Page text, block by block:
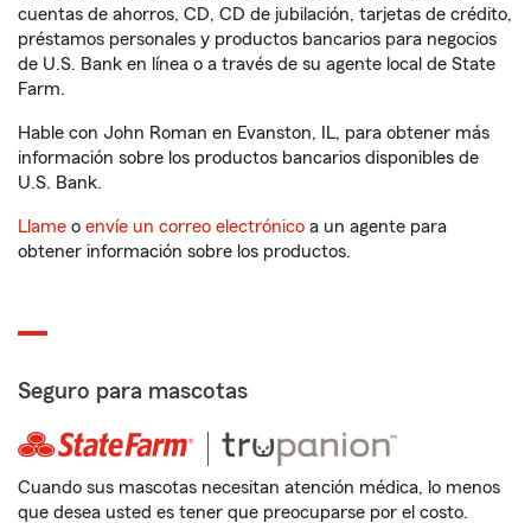
cuentas de ahorros, CD, CD de jubilación, tarjetas de crédito,
préstamos personales y productos bancarios para negocios
de U.S. Bank en línea o a través de su agente local de State
Farm.
Hable con John Roman en Evanston, IL, para obtener más
información sobre los productos bancarios disponibles de
U.S. Bank.
Llame o envíe un correo electrónico a un agente para
obtener información sobre los productos.
Seguro para mascotas
Cuando sus mascotas necesitan atención médica, lo menos
que desea usted es tener que preocuparse por el costo.